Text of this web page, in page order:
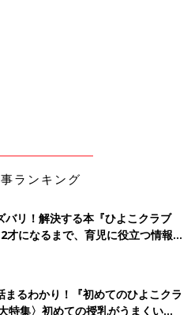
ランキング
バリ！解決する本『ひよこクラブ
になるまで、育児に役立つ情報が
まるわかり！『初めてのひよこクラ
特集〉初めての授乳がうまくい